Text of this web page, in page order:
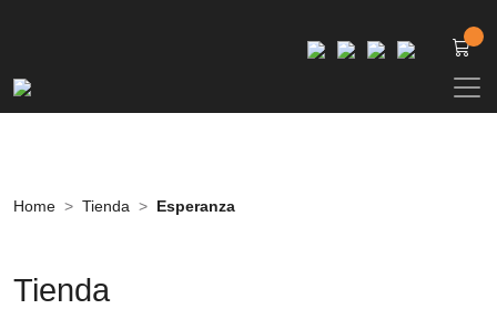
Home Tienda Esperanza
Tienda